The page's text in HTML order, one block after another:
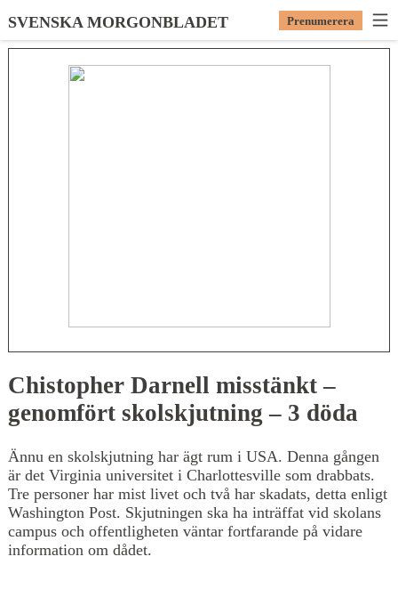
SVENSKA MORGONBLADET Prenumerera
Chistopher Darnell misstänkt –
genomfört skolskjutning – 3 döda
Ännu en skolskjutning har ägt rum i USA. Denna gången
är det Virginia universitet i Charlottesville som drabbats.
Tre personer har mist livet och två har skadats, detta enligt
Washington Post. Skjutningen ska ha inträffat vid skolans
campus och offentligheten väntar fortfarande på vidare
information om dådet.